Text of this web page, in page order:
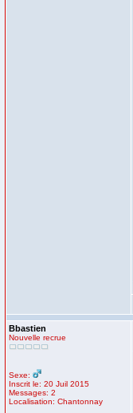
Bbastien
Nouvelle recrue
Sexe:
Inscrit le: 20 Juil 2015
Messages: 2
Localisation: Chantonnay